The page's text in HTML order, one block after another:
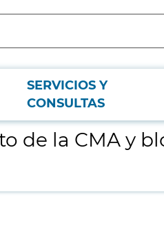
SERVICIOS Y
CONSULTAS
Severo Ochoa
de la CMA y